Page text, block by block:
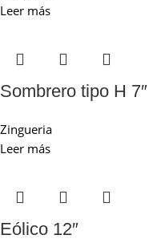
Leer más
Sombrero tipo H 7″
Zingueria
Leer más
Eólico 12″